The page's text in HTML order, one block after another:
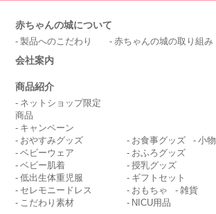
赤ちゃんの城について
製品へのこだわり 赤ちゃんの城の取り組み
会社案内
商品紹介
ネットショップ限定
商品
キャンペーン
おやすみグッズ
ベビーウェア
ベビー肌着
低出生体重児服
セレモニードレス
こだわり素材
お食事グッズ
小物
おふろグッズ
授乳グッズ
ギフトセット
おもちゃ
雑貨
NICU用品